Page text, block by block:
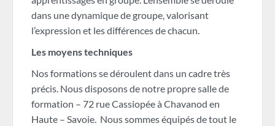
dans une dynamique de groupe, valorisant
l’expression et les différences de chacun.
Les moyens techniques
Nos formations se déroulent dans un cadre très
précis. Nous disposons de notre propre salle de
formation – 72 rue Cassiopée à Chavanod en
Haute – Savoie. Nous sommes équipés de tout le